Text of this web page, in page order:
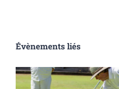
Évènements liés